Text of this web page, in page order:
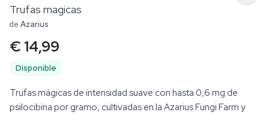
Trufas magicas
de Azarius
€ 14,99
Disponible
Trufas mágicas de intensidad suave con hasta 0,6 mg de
psilocibina por gramo, cultivadas en la Azarius Fungi Farm y